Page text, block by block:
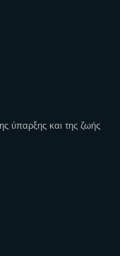
ύπαρξης και της ζωής